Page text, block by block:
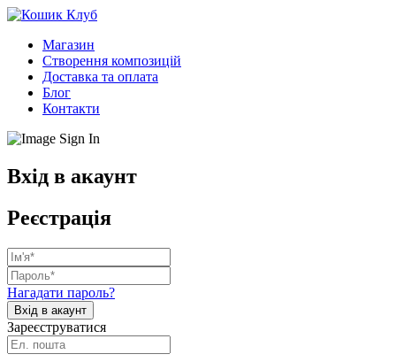
Магазин
Створення композицій
Доставка та оплата
Блог
Контакти
Вхід в акаунт
Реєстрація
Нагадати пароль?
Зареєструватися